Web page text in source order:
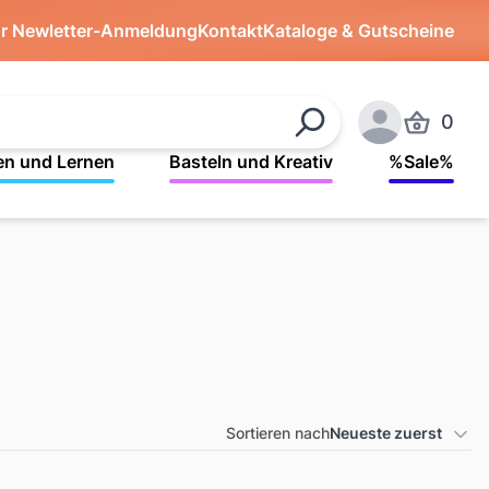
Newletter-AnmeldungKontaktKataloge & Gutscheine
Suchen
Anmelden
Produkte
0
und Lernen Basteln und Kreativ %Sale%
Produkt Sortierung
Sortieren nachNeueste zuerst